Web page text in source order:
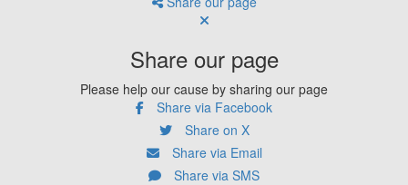
Share our page
Please help our cause by sharing our page
Share via Facebook
Share on X
Share via Email
Share via SMS